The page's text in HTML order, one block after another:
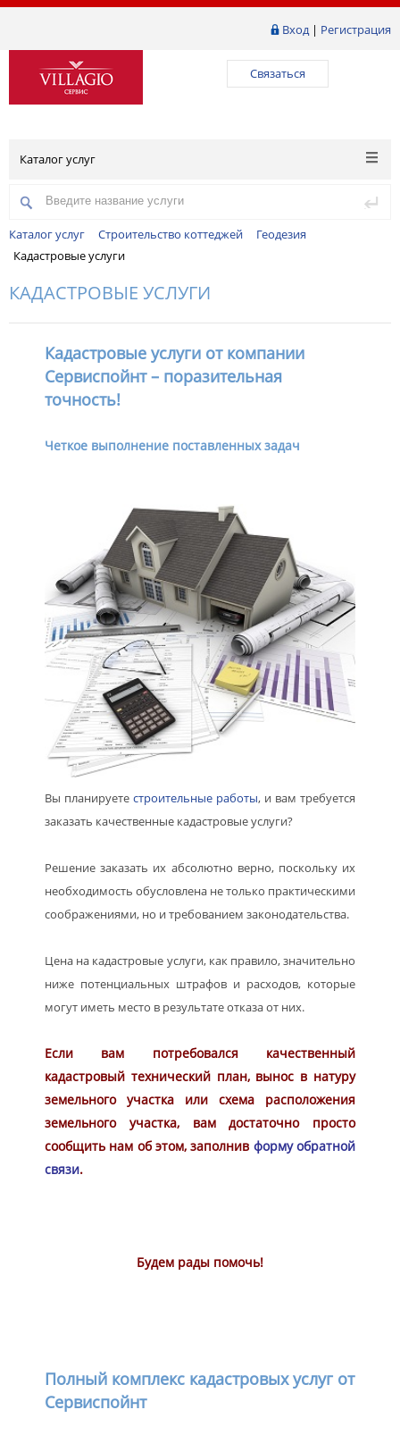
Вход| Регистрация
Связаться
Каталог услуг
Каталог услуг Строительство коттеджей
Геодезия
Кадастровые услуги
КАДАСТРОВЫЕ УСЛУГИ
Кадастровые услуги от компании
Сервиспойнт – поразительная
точность!
Четкое выполнение поставленных задач
Вы планируете строительные работы, и вам требуется
заказать качественные кадастровые услуги?
Решение заказать их абсолютно верно, поскольку их
необходимость обусловлена не только практическими
соображениями, но и требованием законодательства.
Цена на кадастровые услуги, как правило, значительно
ниже потенциальных штрафов и расходов, которые
могут иметь место в результате отказа от них.
Если вам потребовался качественный
кадастровый технический план, вынос в натуру
земельного участка или схема расположения
земельного участка, вам достаточно просто
сообщить нам об этом, заполнив форму обратной
связи.
Будем рады помочь!
Полный комплекс кадастровых услуг от
Сервиспойнт